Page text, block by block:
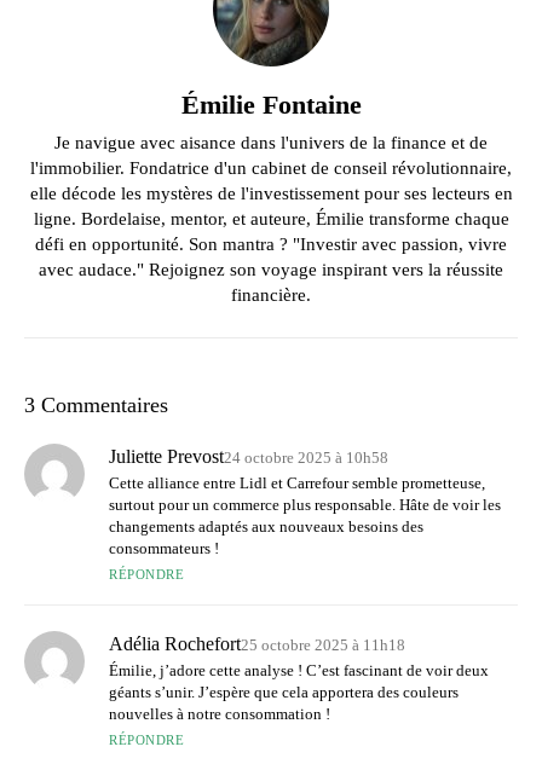
Émilie Fontaine
Je navigue avec aisance dans l'univers de la finance et de
l'immobilier. Fondatrice d'un cabinet de conseil révolutionnaire,
elle décode les mystères de l'investissement pour ses lecteurs en
ligne. Bordelaise, mentor, et auteure, Émilie transforme chaque
défi en opportunité. Son mantra ? "Investir avec passion, vivre
avec audace." Rejoignez son voyage inspirant vers la réussite
financière.
3 Commentaires
Juliette Prevost24 octobre 2025 à 10h58
Cette alliance entre Lidl et Carrefour semble prometteuse,
surtout pour un commerce plus responsable. Hâte de voir les
changements adaptés aux nouveaux besoins des
consommateurs !
RÉPONDRE
Adélia Rochefort25 octobre 2025 à 11h18
Émilie, j’adore cette analyse ! C’est fascinant de voir deux
géants s’unir. J’espère que cela apportera des couleurs
nouvelles à notre consommation !
RÉPONDRE